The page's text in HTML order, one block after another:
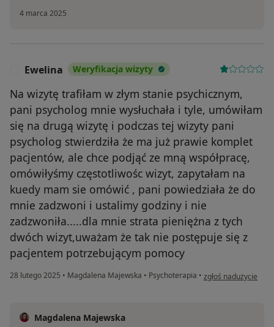
4 marca 2025
Ewelina Weryfikacja wizyty
Na wizytę trafiłam w złym stanie psychicznym,
pani psycholog mnie wysłuchała i tyle, umówiłam
się na drugą wizytę i podczas tej wizyty pani
psycholog stwierdziła że ma już prawie komplet
pacjentów, ale chce podjąć ze mną współpracę,
omówiłyśmy częstotliwośc wizyt, zapytałam na
kuedy mam sie omówić , pani powiedziała że do
mnie zadzwoni i ustalimy godziny i nie
zadzwoniła.....dla mnie strata pieniężna z tych
dwóch wizyt,uważam że tak nie postępuje się z
pacjentem potrzebującym pomocy
28 lutego 2025 • Magdalena Majewska • Psychoterapia • w opinii
zgłoś nadużycie
Magdalena Majewska